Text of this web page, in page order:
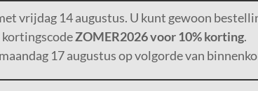
vrijdag 14 augustus. U kunt gewoon
ZOMER2026 voor 10% korting.
17 augustus op volgorde van